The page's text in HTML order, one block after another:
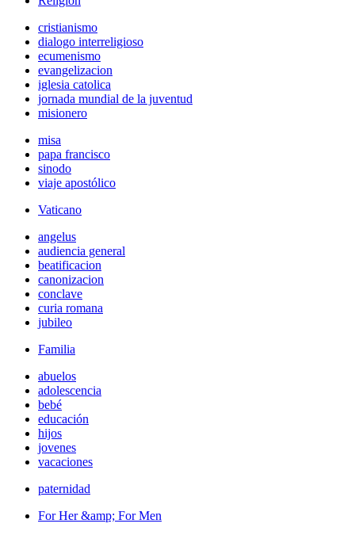
cristianismo
dialogo interreligioso
ecumenismo
evangelizacion
iglesia catolica
jornada mundial de la juventud
misionero
misa
papa francisco
sinodo
viaje apostólico
Vaticano
angelus
audiencia general
beatificacion
canonizacion
conclave
curia romana
jubileo
Familia
abuelos
adolescencia
bebé
educación
hijos
jovenes
vacaciones
paternidad
For Her &amp; For Men